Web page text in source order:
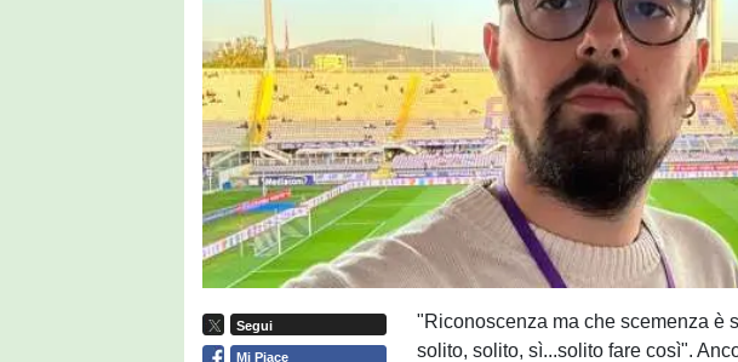
Segui
Mi Piace
"Riconoscenza ma che scemenza è
solito, solito, sì...solito fare così".